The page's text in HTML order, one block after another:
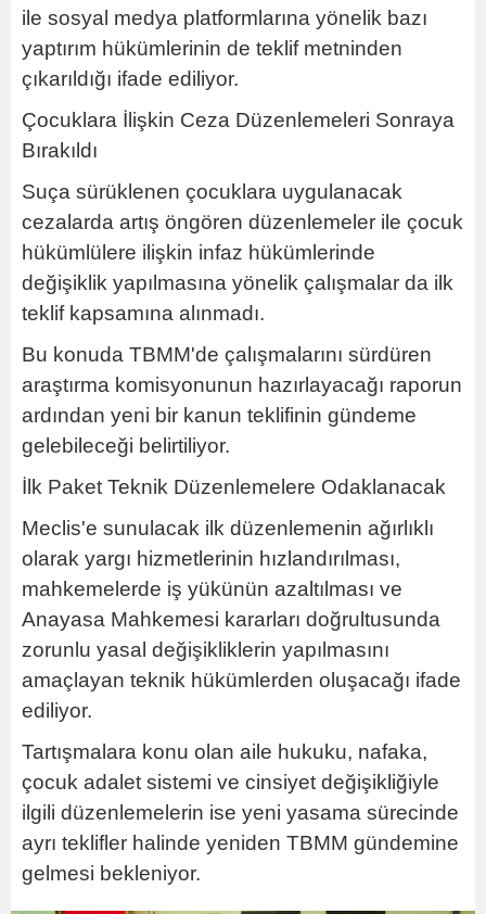
ile sosyal medya platformlarına yönelik bazı
yaptırım hükümlerinin de teklif metninden
çıkarıldığı ifade ediliyor.
Çocuklara İlişkin Ceza Düzenlemeleri Sonraya
Bırakıldı
Suça sürüklenen çocuklara uygulanacak
cezalarda artış öngören düzenlemeler ile çocuk
hükümlülere ilişkin infaz hükümlerinde
değişiklik yapılmasına yönelik çalışmalar da ilk
teklif kapsamına alınmadı.
Bu konuda TBMM'de çalışmalarını sürdüren
araştırma komisyonunun hazırlayacağı raporun
ardından yeni bir kanun teklifinin gündeme
gelebileceği belirtiliyor.
İlk Paket Teknik Düzenlemelere Odaklanacak
Meclis'e sunulacak ilk düzenlemenin ağırlıklı
olarak yargı hizmetlerinin hızlandırılması,
mahkemelerde iş yükünün azaltılması ve
Anayasa Mahkemesi kararları doğrultusunda
zorunlu yasal değişikliklerin yapılmasını
amaçlayan teknik hükümlerden oluşacağı ifade
ediliyor.
Tartışmalara konu olan aile hukuku, nafaka,
çocuk adalet sistemi ve cinsiyet değişikliğiyle
ilgili düzenlemelerin ise yeni yasama sürecinde
ayrı teklifler halinde yeniden TBMM gündemine
gelmesi bekleniyor.